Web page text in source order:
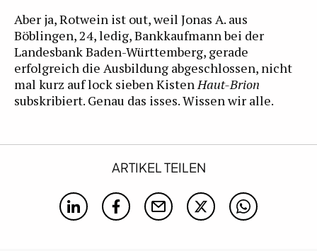
Aber ja, Rotwein ist out, weil Jonas A. aus
Böblingen, 24, ledig, Bankkaufmann bei der
Landesbank Baden-Württemberg, gerade
erfolgreich die Ausbildung abgeschlossen, nicht
mal kurz auf lock sieben KistenHaut-Brion
subskribiert. Genau das isses. Wissen wir alle.
ARTIKEL TEILEN